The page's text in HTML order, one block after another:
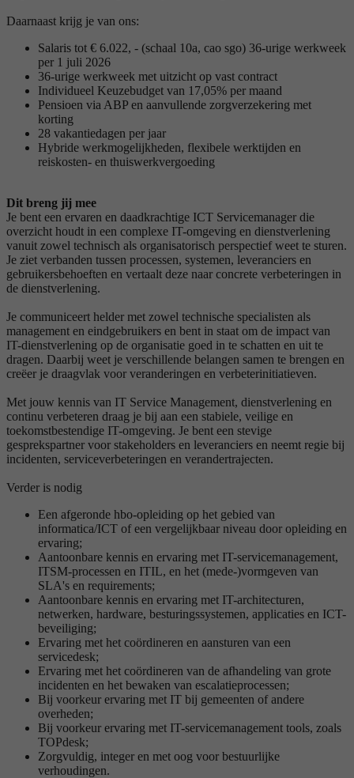
Daarnaast krijg je van ons:
Salaris tot € 6.022, - (schaal 10a, cao sgo) 36-urige werkweek
per 1 juli 2026
36-urige werkweek met uitzicht op vast contract
Individueel Keuzebudget van 17,05% per maand
Pensioen via ABP en aanvullende zorgverzekering met
korting
28 vakantiedagen per jaar
Hybride werkmogelijkheden, flexibele werktijden en
reiskosten- en thuiswerkvergoeding
Dit breng jij mee
Je bent een ervaren en daadkrachtige ICT Servicemanager die
overzicht houdt in een complexe IT-omgeving en dienstverlening
vanuit zowel technisch als organisatorisch perspectief weet te sturen.
Je ziet verbanden tussen processen, systemen, leveranciers en
gebruikersbehoeften en vertaalt deze naar concrete verbeteringen in
de dienstverlening.
Je communiceert helder met zowel technische specialisten als
management en eindgebruikers en bent in staat om de impact van
IT-dienstverlening op de organisatie goed in te schatten en uit te
dragen. Daarbij weet je verschillende belangen samen te brengen en
creëer je draagvlak voor veranderingen en verbeterinitiatieven.
Met jouw kennis van IT Service Management, dienstverlening en
continu verbeteren draag je bij aan een stabiele, veilige en
toekomstbestendige IT-omgeving. Je bent een stevige
gesprekspartner voor stakeholders en leveranciers en neemt regie bij
incidenten, serviceverbeteringen en verandertrajecten.
Verder is nodig
Een afgeronde hbo-opleiding op het gebied van
informatica/ICT of een vergelijkbaar niveau door opleiding en
ervaring;
Aantoonbare kennis en ervaring met IT-servicemanagement,
ITSM-processen en ITIL, en het (mede-)vormgeven van
SLA's en requirements;
Aantoonbare kennis en ervaring met IT-architecturen,
netwerken, hardware, besturingssystemen, applicaties en ICT-
beveiliging;
Ervaring met het coördineren en aansturen van een
servicedesk;
Ervaring met het coördineren van de afhandeling van grote
incidenten en het bewaken van escalatieprocessen;
Bij voorkeur ervaring met IT bij gemeenten of andere
overheden;
Bij voorkeur ervaring met IT-servicemanagement tools, zoals
TOPdesk;
Zorgvuldig, integer en met oog voor bestuurlijke
verhoudingen.